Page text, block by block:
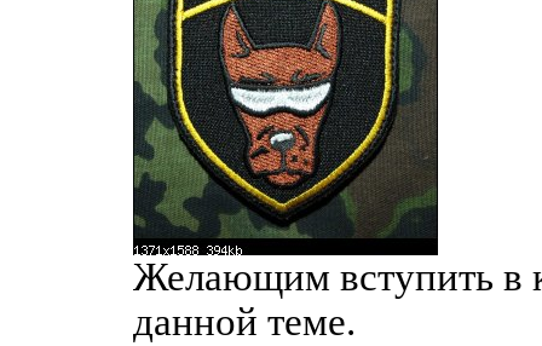
Желающим вступить в
данной теме.